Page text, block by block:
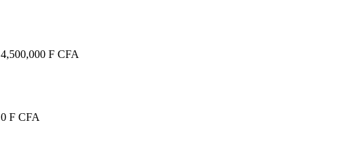
4,500,000 F CFA
0 F CFA